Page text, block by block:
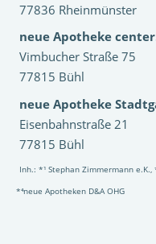
77836 Rheinmünster
neue Apotheke
Vimbucher Straße 75
77815 Bühl
neue Apotheke
Eisenbahnstraße 21
77815 Bühl
Inh.: *¹ Stephan Zimmermann
*⁴neue Apotheken D&A OHG